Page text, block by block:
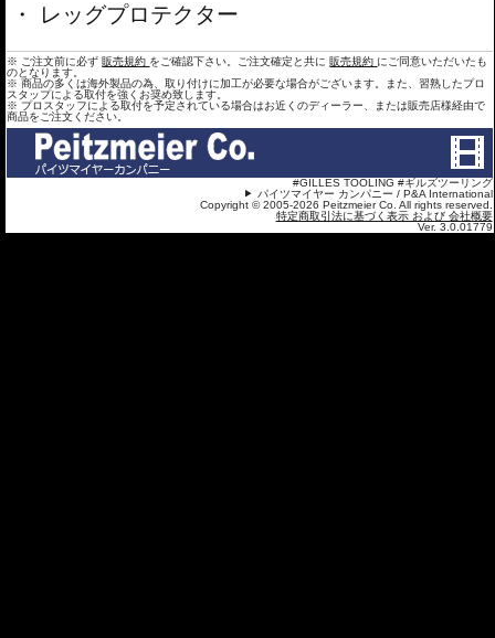
レッグプロテクター
※ ご注文前に必ず 販売規約 をご確認下さい。ご注文確定と共に 販売規約 にご同意いただいたも
のとなります。
※ 商品の多くは海外製品の為、取り付けに加工が必要な場合がございます。また、習熟したプロ
スタップによる取付を強くお奨め致します。
※ プロスタッフによる取付を予定されている場合はお近くのディーラー、または販売店様経由で
商品をご注文ください。
#GILLES TOOLING #ギルズツーリング
パイツマイヤー カンパニー / P&A International
Copyright © 2005-2026 Peitzmeier Co. All rights reserved.
特定商取引法に基づく表示 および 会社概要
Ver. 3.0.01779